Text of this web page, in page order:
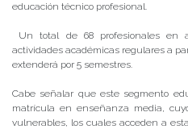
educación técnico profesional.
Un total de 68 profesionales en
actividades académicas regulares a
extenderá por 5 semestres.
Cabe señalar que este segmento
matrícula en enseñanza media,
vulnerables, los cuales acceden a